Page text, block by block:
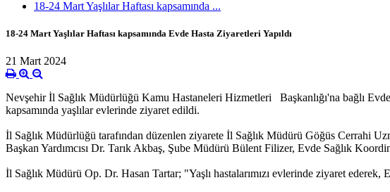
18-24 Mart Yaşlılar Haftası kapsamında ...
18-24 Mart Yaşlılar Haftası kapsamında Evde Hasta Ziyaretleri Yapıldı
21 Mart 2024
Nevşehir İl Sağlık Müdürlüğü Kamu Hastaneleri Hizmetleri Başkanlığı'na bağlı
kapsamında yaşlılar evlerinde ziyaret edildi.
İl Sağlık Müdürlüğü tarafından düzenlen ziyarete İl Sağlık Müdürü Göğüs Cerrahi
Başkan Yardımcısı Dr. Tarık Akbaş, Şube Müdürü Bülent Filizer, Evde Sağlık
İl Sağlık Müdürü Op. Dr. Hasan Tartar; "Yaşlı hastalarımızı evlerinde ziyaret